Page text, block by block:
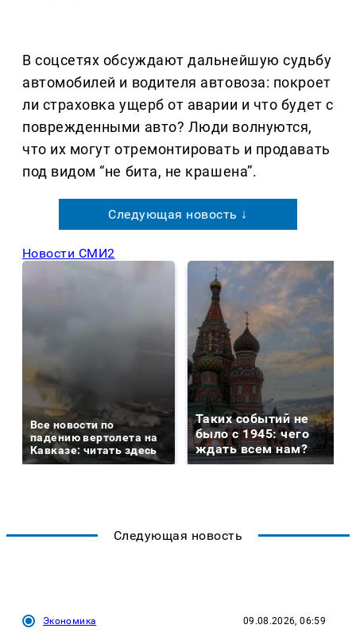
В соцсетях обсуждают дальнейшую судьбу
автомобилей и водителя автовоза: покроет
ли страховка ущерб от аварии и что будет с
поврежденными авто? Люди волнуются,
что их могут отремонтировать и продавать
под видом “не бита, не крашена”.
Следующая новость ↓
Новости СМИ2
Все новости по
падению вертолета на
Кавказе: читать здесь
Таких событий не
было с 1945: чего
ждать всем нам?
Следующая новость
Экономика 09.08.2026, 06:59